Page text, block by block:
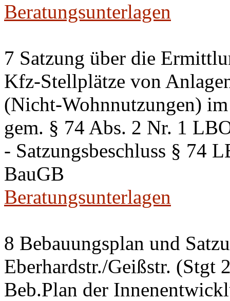
Beratungsunterlagen
7 Satzung über die
Kfz-Stellplätze von
(Nicht-Wohnnutzungen)
gem. § 74 Abs. 2 Nr. 1
- Satzungsbeschluss § 74
BauGB
Beratungsunterlagen
8 Bebauungsplan und
Eberhardstr./Geißstr. (Stgt
Beb.Plan der